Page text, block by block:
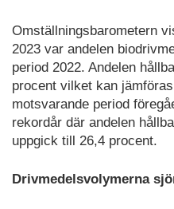
Omställningsbarometern
2023 var andelen
period 2022. Andelen
procent vilket kan
motsvarande period
rekordår där andelen
uppgick till 26,4 procent.
Drivmedelsvolymerna